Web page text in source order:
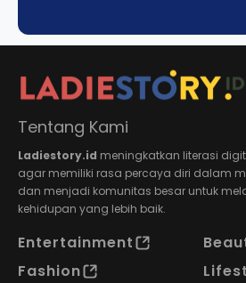
Tentang Kami
Ladiestory.id meningkatkan literasi
agar memiliki rasa percaya diri dalam
dan menjadi komunitas besar untuk
kehidupan yang lebih baik.
Entertainment
Fashion